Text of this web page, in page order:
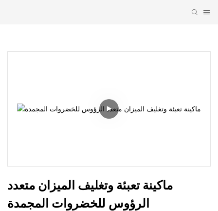
ماكينة تعبئة وتغليف الميزان متعدد
الرؤوس للخضروات المجمدة